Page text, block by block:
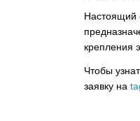
Настоящий
крепления
Чтобы
заявку на